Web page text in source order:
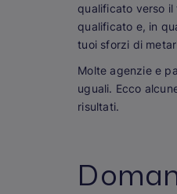
qualificato verso
qualificato e, in
tuoi sforzi di
Molte agenzie e
uguali. Ecco
risultati.